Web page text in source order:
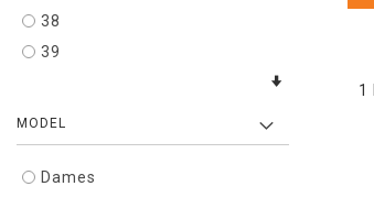
1
38
39
MODEL
Dames